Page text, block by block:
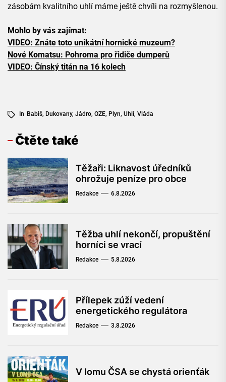
zásobám kvalitního uhlí máme ještě chvíli na rozmyšlenou.
Mohlo by vás zajímat:
VIDEO: Znáte toto unikátní hornické muzeum?
Nové Komatsu: Pohroma pro řidiče dumperů
VIDEO: Čínský titán na 16 kolech
In Babiš, Dukovany, Jádro, OZE, Plyn, Uhlí, Vláda
Čtěte také
Těžaři: Liknavost úředníků
ohrožuje peníze pro obce
Redakce 6.8.2026
Těžba uhlí nekončí, propuštění
horníci se vrací
Redakce 5.8.2026
Přílepek zúží vedení
energetického regulátora
Redakce 3.8.2026
V lomu ČSA se chystá orienťák